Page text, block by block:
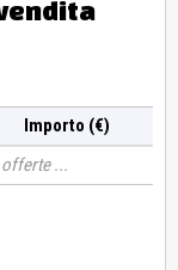
Importo (€)
offerte